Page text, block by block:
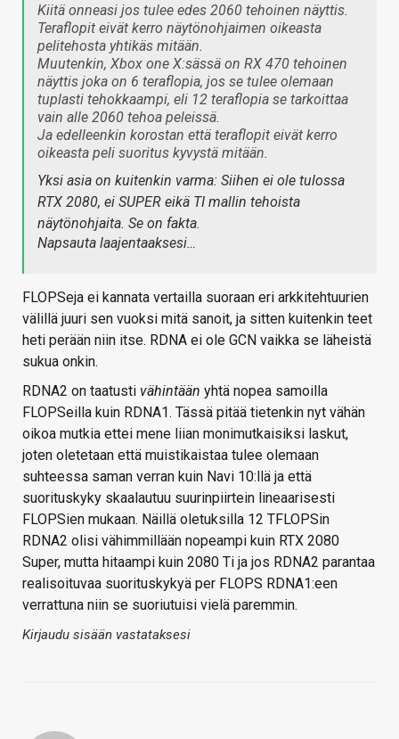
Kiitä onneasi jos tulee edes 2060 tehoinen näyttis.
Teraflopit eivät kerro näytönohjaimen oikeasta
pelitehosta yhtikäs mitään.
Muutenkin, Xbox one X:sässä on RX 470 tehoinen
näyttis joka on 6 teraflopia, jos se tulee olemaan
tuplasti tehokkaampi, eli 12 teraflopia se tarkoittaa
vain alle 2060 tehoa peleissä.
Ja edelleenkin korostan että teraflopit eivät kerro
oikeasta peli suoritus kyvystä mitään.
Yksi asia on kuitenkin varma: Siihen ei ole tulossa
RTX 2080, ei SUPER eikä TI mallin tehoista
näytönohjaita. Se on fakta.
Napsauta laajentaaksesi…
FLOPSeja ei kannata vertailla suoraan eri arkkitehtuurien
välillä juuri sen vuoksi mitä sanoit, ja sitten kuitenkin teet
heti perään niin itse. RDNA ei ole GCN vaikka se läheistä
sukua onkin.
RDNA2 on taatusti vähintään yhtä nopea samoilla
FLOPSeilla kuin RDNA1. Tässä pitää tietenkin nyt vähän
oikoa mutkia ettei mene liian monimutkaisiksi laskut,
joten oletetaan että muistikaistaa tulee olemaan
suhteessa saman verran kuin Navi 10:llä ja että
suorituskyky skaalautuu suurinpiirtein lineaarisesti
FLOPSien mukaan. Näillä oletuksilla 12 TFLOPSin
RDNA2 olisi vähimmillään nopeampi kuin RTX 2080
Super, mutta hitaampi kuin 2080 Ti ja jos RDNA2 parantaa
realisoituvaa suorituskykyä per FLOPS RDNA1:een
verrattuna niin se suoriutuisi vielä paremmin.
Kirjaudu sisään vastataksesi